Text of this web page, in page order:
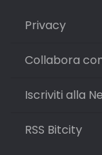
Privacy
Collabora
Iscriviti alla
RSS Bitcity